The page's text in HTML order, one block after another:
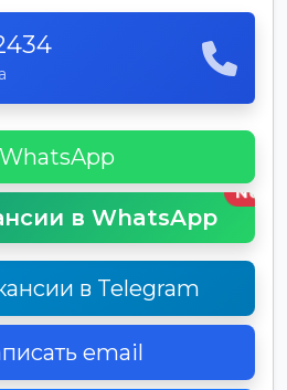
WhatsApp
в WhatsApp
New
в Telegram
email